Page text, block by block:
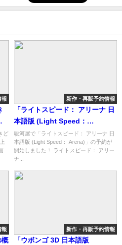
報
ど
新作・再販予約情報
「ライトスピード： アリーナ 日
本語版 (Light Speed：
Arena)」の概略と予約購入可能
なショップ紹介！
駿河屋で「ライトスピード： アリーナ 日
本語版 (Light Speed： Arena)」の予約が
開始しました！ ライトスピード： アリー
ナ...
報
概
新作・再販予約情報
「ウボンゴ 3D 日本語版